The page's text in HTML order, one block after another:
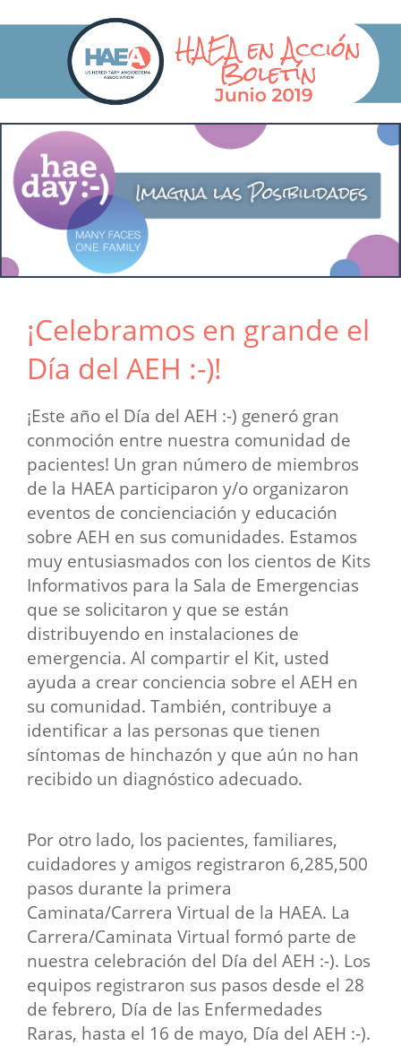
¡Celebramos en grande el
Día del AEH :-)!
¡Este año el Día del AEH :-) generó gran
conmoción entre nuestra comunidad de
pacientes! Un gran número de miembros
de la HAEA participaron y/o organizaron
eventos de concienciación y educación
sobre AEH en sus comunidades. Estamos
muy entusiasmados con los cientos de Kits
Informativos para la Sala de Emergencias
que se solicitaron y que se están
distribuyendo en instalaciones de
emergencia. Al compartir el Kit, usted
ayuda a crear conciencia sobre el AEH en
su comunidad. También, contribuye a
identificar a las personas que tienen
síntomas de hinchazón y que aún no han
recibido un diagnóstico adecuado.
Por otro lado, los pacientes, familiares,
cuidadores y amigos registraron 6,285,500
pasos durante la primera
Caminata/Carrera Virtual de la HAEA. La
Carrera/Caminata Virtual formó parte de
nuestra celebración del Día del AEH :-). Los
equipos registraron sus pasos desde el 28
de febrero, Día de las Enfermedades
Raras, hasta el 16 de mayo, Día del AEH :-).